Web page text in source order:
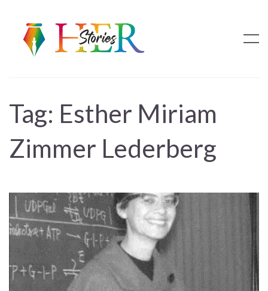
Tag: Esther Miriam
Zimmer Lederberg